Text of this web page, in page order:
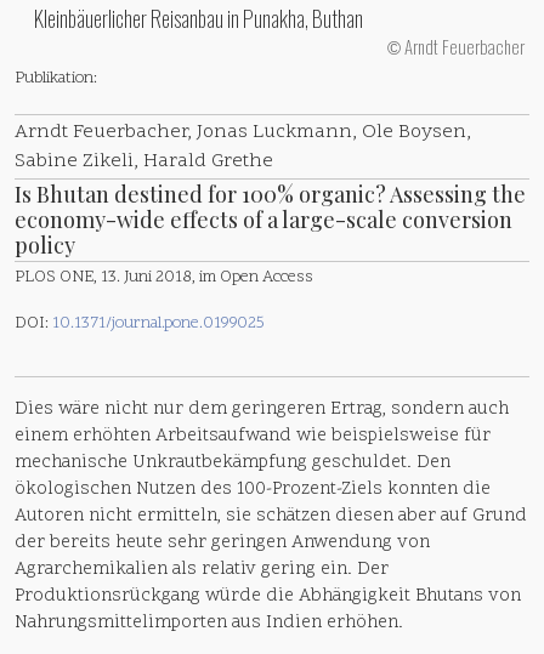
Kleinbäuerlicher Reisanbau in Punakha, Buthan
©Arndt Feuerbacher
Publikation:
Arndt Feuerbacher, Jonas Luckmann, Ole Boysen,
Sabine Zikeli, Harald Grethe
Is Bhutan destined for 100% organic? Assessing the
economy-wide effects of a large-scale conversion
policy
PLOS ONE, 13. Juni 2018, im Open Access
DOI: 10.1371/journal.pone.0199025
Dies wäre nicht nur dem geringeren Ertrag, sondern auch
einem erhöhten Arbeitsaufwand wie beispielsweise für
mechanische Unkrautbekämpfung geschuldet. Den
ökologischen Nutzen des 100-Prozent-Ziels konnten die
Autoren nicht ermitteln, sie schätzen diesen aber auf Grund
der bereits heute sehr geringen Anwendung von
Agrarchemikalien als relativ gering ein. Der
Produktionsrückgang würde die Abhängigkeit Bhutans von
Nahrungsmittelimporten aus Indien erhöhen.